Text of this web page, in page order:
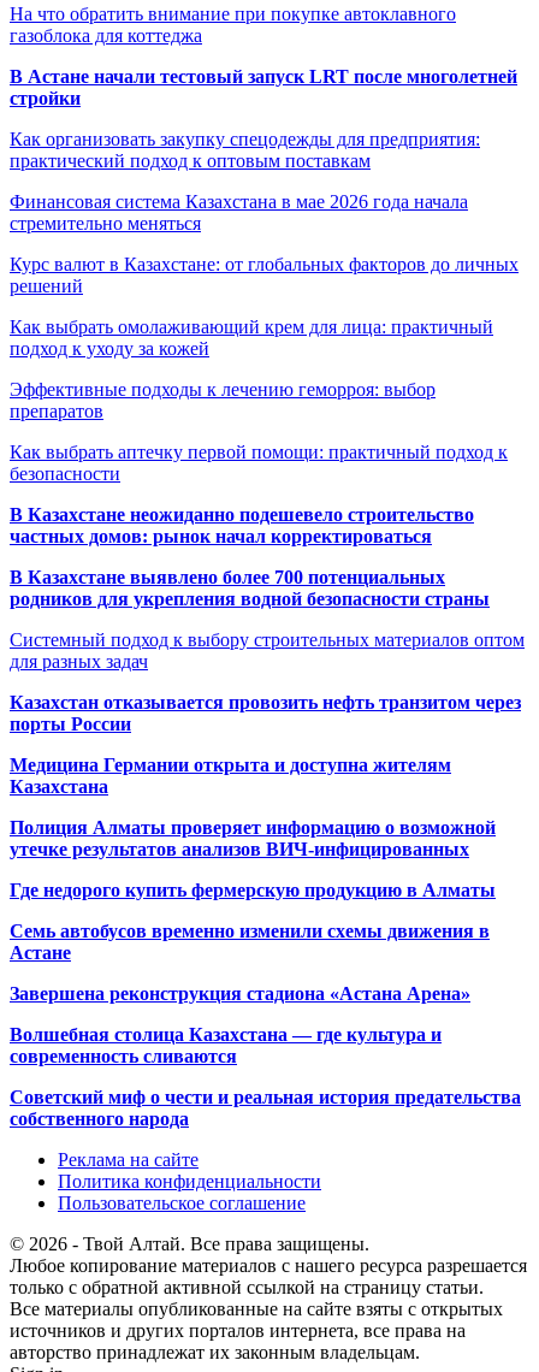
На что обратить внимание при покупке автоклавного
газоблока для коттеджа
В Астане начали тестовый запуск LRT после многолетней
стройки
Как организовать закупку спецодежды для предприятия:
практический подход к оптовым поставкам
Финансовая система Казахстана в мае 2026 года начала
стремительно меняться
Курс валют в Казахстане: от глобальных факторов до личных
решений
Как выбрать омолаживающий крем для лица: практичный
подход к уходу за кожей
Эффективные подходы к лечению геморроя: выбор
препаратов
Как выбрать аптечку первой помощи: практичный подход к
безопасности
В Казахстане неожиданно подешевело строительство
частных домов: рынок начал корректироваться
В Казахстане выявлено более 700 потенциальных
родников для укрепления водной безопасности страны
Системный подход к выбору строительных материалов оптом
для разных задач
Казахстан отказывается провозить нефть транзитом через
порты России
Медицина Германии открыта и доступна жителям
Казахстана
Полиция Алматы проверяет информацию о возможной
утечке результатов анализов ВИЧ-инфицированных
Где недорого купить фермерскую продукцию в Алматы
Семь автобусов временно изменили схемы движения в
Астане
Завершена реконструкция стадиона «Астана Арена»
Волшебная столица Казахстана — где культура и
современность сливаются
Советский миф о чести и реальная история предательства
собственного народа
Реклама на сайте
Политика конфиденциальности
Пользовательское соглашение
© 2026 - Твой Алтай. Все права защищены.
Любое копирование материалов с нашего ресурса разрешается
только с обратной активной ссылкой на страницу статьи.
Все материалы опубликованные на сайте взяты с открытых
источников и других порталов интернета, все права на
авторство принадлежат их законным владельцам.